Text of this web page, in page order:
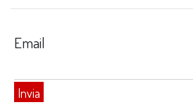
Email
Invia